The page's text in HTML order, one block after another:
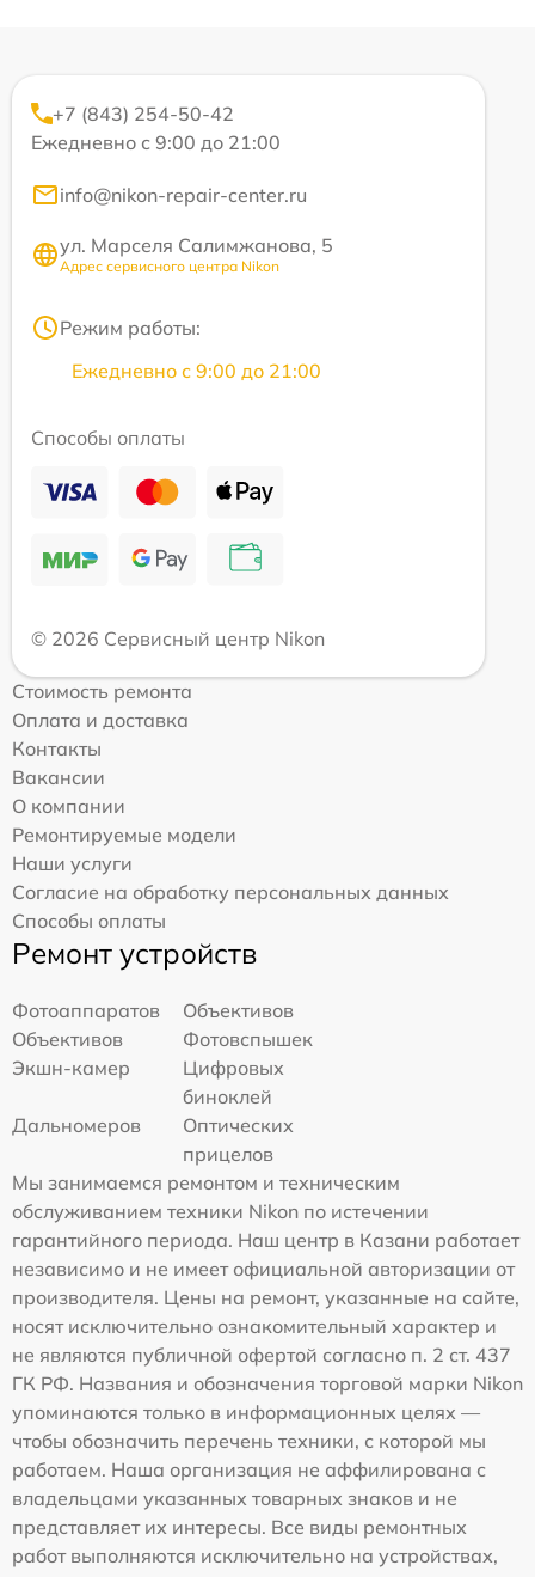
+7 (843) 254-50-42
Ежедневно с 9:00 до 21:00
info@nikon-repair-center.ru
ул. Марселя Салимжанова, 5
Адрес сервисного центра Nikon
Режим работы:
Ежедневно с 9:00 до 21:00
Способы оплаты
© 2026 Сервисный центр Nikon
Стоимость ремонта
Оплата и доставка
Контакты
Вакансии
О компании
Ремонтируемые модели
Наши услуги
Согласие на обработку персональных данных
Способы оплаты
Ремонт устройств
Фотоаппаратов
Объективов
Объективов
Фотовспышек
Экшн-камер
Цифровых
биноклей
Дальномеров
Оптических
прицелов
Мы занимаемся ремонтом и техническим
обслуживанием техники Nikon по истечении
гарантийного периода. Наш центр в Казани работает
независимо и не имеет официальной авторизации от
производителя. Цены на ремонт, указанные на сайте,
носят исключительно ознакомительный характер и
не являются публичной офертой согласно п. 2 ст. 437
ГК РФ. Названия и обозначения торговой марки Nikon
упоминаются только в информационных целях —
чтобы обозначить перечень техники, с которой мы
работаем. Наша организация не аффилирована с
владельцами указанных товарных знаков и не
представляет их интересы. Все виды ремонтных
работ выполняются исключительно на устройствах,